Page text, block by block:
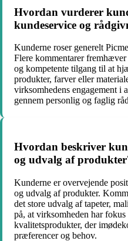
Hvordan vurderer
kundeservice og
Kunderne roser generelt
Flere kommentarer
og kompetente tilgang til at
produkter, farver eller
virksomhedens engagement i
gennem personlig og faglig
Hvordan beskriver
og udvalg af
Kunderne er overvejende
og udvalg af produkter.
det store udvalg af tapeter,
på, at virksomheden har
kvalitetsprodukter, der
præferencer og behov.